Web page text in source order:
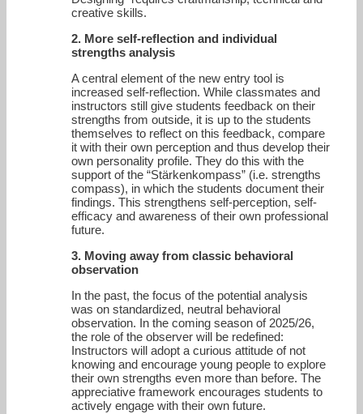
creative skills.
2. More self-reflection and individual
strengths analysis
A central element of the new entry tool is
increased self-reflection. While classmates and
instructors still give students feedback on their
strengths from outside, it is up to the students
themselves to reflect on this feedback, compare
it with their own perception and thus develop their
own personality profile. They do this with the
support of the “Stärkenkompass” (i.e. strengths
compass), in which the students document their
findings. This strengthens self-perception, self-
efficacy and awareness of their own professional
future.
3. Moving away from classic behavioral
observation
In the past, the focus of the potential analysis
was on standardized, neutral behavioral
observation. In the coming season of 2025/26,
the role of the observer will be redefined:
Instructors will adopt a curious attitude of not
knowing and encourage young people to explore
their own strengths even more than before. The
appreciative framework encourages students to
actively engage with their own future.